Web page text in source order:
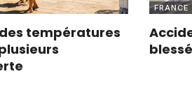
températures
FRANCE